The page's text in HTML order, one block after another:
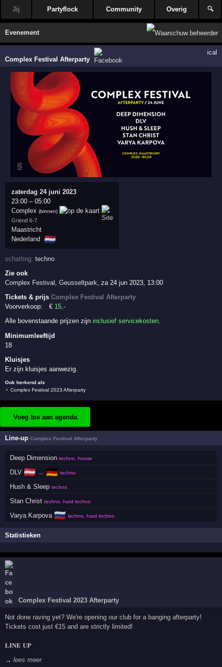
Jij Partyflock Community Overig 🔍
Evenement
Complex Festival Afterparty
ical
zaterdag 24 juni 2023
23:00 –05:00
Complex (binnen)
Griend 6-7
Maastricht
Nederland
🇳🇱
schatting:techno
Zie ook
Complex Festival
,Geusseltpark ,za 24 jun 2023, 13:00
Tickets & prijsComplex Festival Afterparty
Voorverkoop:
€ 15,-
Alle bovenstaande prijzen zijninclusief servicekosten.
Minimumleeftijd
18
Kluisjes
Er zijn kluisjes aanwezig.
Ook herkend als
Complex Festival 2023 Afterparty
Voeg toe aan agenda
Line-upComplex Festival Afterparty
Deep Dimension techno, house
DLV 🇦🇹 → 🇩🇪 techno
Hush & Sleep techno
Stan Christ techno, hard techno
Varya Karpova 🇷🇺 techno, hard techno
Statistieken
Complex Festival 2023 Afterparty
Not done raving yet? We're opening our club for a banging afterparty!
Tickets cost just €15 and are strictly limited!
𝐋𝐈𝐍𝐄 𝐔𝐏
→ lees meer